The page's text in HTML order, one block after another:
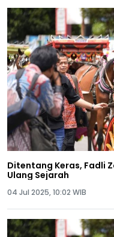
Ditentang Keras, Fadli
Ulang Sejarah
04 Jul 2025, 10:02 WIB